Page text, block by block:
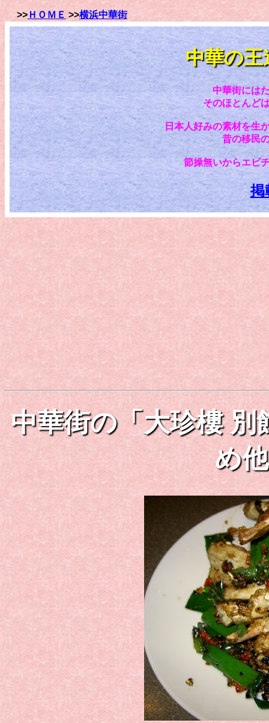
>> ＨＯＭＥ >>横浜中華街
中華の
中華街には
そのほとんど
日本人好みの素材を生
昔の移民
節操無いからエビ
掲
中華街の「大珍樓
め